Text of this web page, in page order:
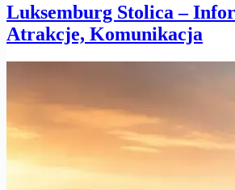
Luksemburg Stolica –
Atrakcje, Komunikacja